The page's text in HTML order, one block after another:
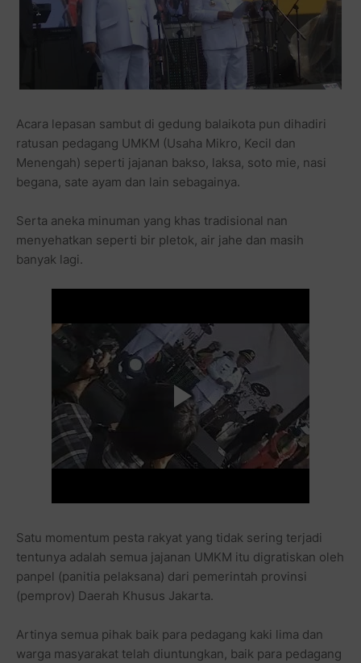
Acara lepasan sambut di gedung balaikota pun dihadiri
ratusan pedagang UMKM (Usaha Mikro, Kecil dan
Menengah) seperti jajanan bakso, laksa, soto mie, nasi
begana, sate ayam dan lain sebagainya.
Serta aneka minuman yang khas tradisional nan
menyehatkan seperti bir pletok, air jahe dan masih
banyak lagi.
Satu momentum pesta rakyat yang tidak sering terjadi
tentunya adalah semua jajanan UMKM itu digratiskan oleh
panpel (panitia pelaksana) dari pemerintah provinsi
(pemprov) Daerah Khusus Jakarta.
Artinya semua pihak baik para pedagang kaki lima dan
warga masyarakat telah diuntungkan, baik para pedagang